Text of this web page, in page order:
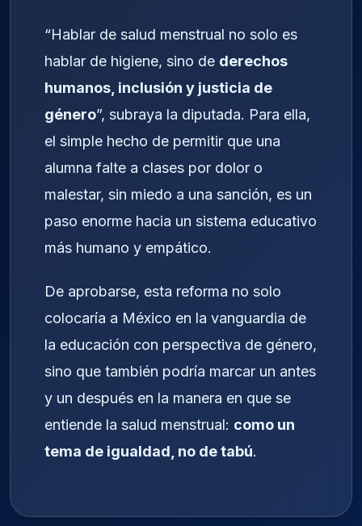
“Hablar de salud menstrual no solo es
hablar de higiene, sino de derechos
humanos, inclusión y justicia de
género”, subraya la diputada. Para ella,
el simple hecho de permitir que una
alumna falte a clases por dolor o
malestar, sin miedo a una sanción, es un
paso enorme hacia un sistema educativo
más humano y empático.
De aprobarse, esta reforma no solo
colocaría a México en la vanguardia de
la educación con perspectiva de género,
sino que también podría marcar un antes
y un después en la manera en que se
entiende la salud menstrual: como un
tema de igualdad, no de tabú.